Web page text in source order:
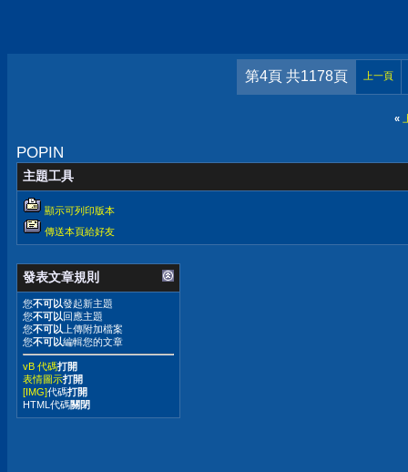
第4頁 共1178頁 上一頁
«
POPIN
主題工具
顯示可列印版本
傳送本頁給好友
發表文章規則
您不可以發起新主題
您不可以回應主題
您不可以 上傳附加檔案
您不可以編輯您的文章
vB 代碼打開
表情圖示打開
[IMG]代碼打開
HTML代碼關閉